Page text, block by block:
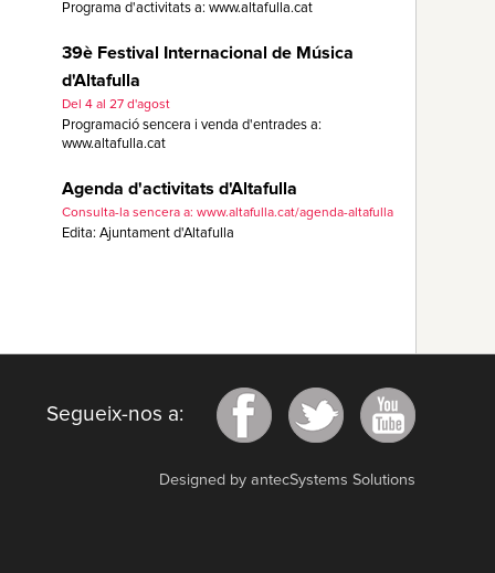
Programa d'activitats a: www.altafulla.cat
39è Festival Internacional de Música
d'Altafulla
Del 4 al 27 d'agost
Programació sencera i venda d'entrades a:
www.altafulla.cat
Agenda d'activitats d'Altafulla
Consulta-la sencera a: www.altafulla.cat/agenda-altafulla
Edita: Ajuntament d'Altafulla
Segueix-nos a:
Designed by antecSystems Solutions